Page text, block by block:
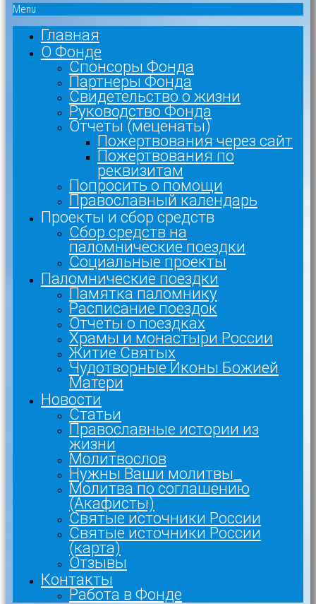
Menu
Главная
О Фонде
Спонсоры Фонда
Партнеры Фонда
Свидетельство о жизни
Руководство Фонда
Отчеты (меценаты)
Пожертвования через сайт
Пожертвования по
реквизитам
Попросить о помощи
Православный календарь
Проекты и сбор средств
Сбор средств на
паломнические поездки
Социальные проекты
Паломнические поездки
Памятка паломнику
Расписание поездок
Отчеты о поездках
Храмы и монастыри России
Житие Святых
Чудотворные Иконы Божией
Матери
Новости
Статьи
Православные истории из
жизни
Молитвослов
Нужны Ваши молитвы_
Молитва по соглашению
(Акафисты)
Святые источники России
Святые источники России
(карта)
Отзывы
Контакты
Работа в Фонде